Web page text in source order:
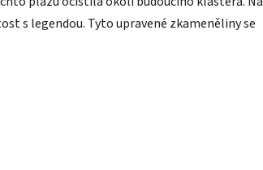
s legendou. Tyto upravené zkameněliny se